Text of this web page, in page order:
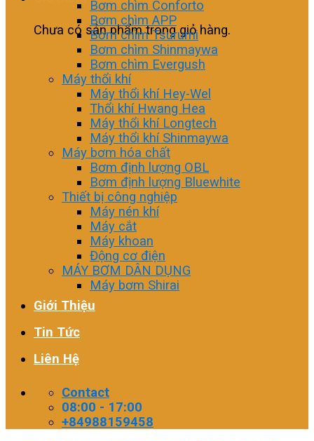
Chưa có sản phẩm trong giỏ hàng.
Bơm chìm Conforto
Bơm chìm APP
Bơm chìm Tsurumi
Bơm chìm Shinmaywa
Bơm chìm Evergush
Máy thổi khí
Máy thổi khí Hey-Wel
Thổi khí Hwang Hea
Máy thổi khí Longtech
Máy thổi khí Shinmaywa
Máy bơm hóa chất
Bơm định lượng OBL
Bơm định lượng Bluewhite
Thiết bị công nghiệp
Máy nén khí
Máy cắt
Máy khoan
Động cơ điện
MÁY BƠM DÂN DỤNG
Máy bơm Shirai
Giới Thiệu
Tin Tức
Liên Hệ
Contact
08:00 - 17:00
+84988159458